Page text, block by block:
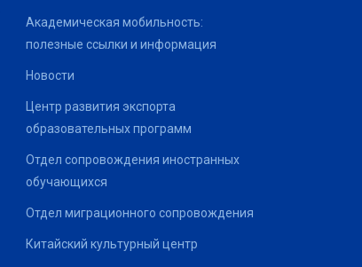
Академическая мобильность:
полезные ссылки и информация
Новости
Центр развития экспорта
образовательных программ
Отдел сопровождения иностранных
обучающихся
Отдел миграционного сопровождения
Китайский культурный центр